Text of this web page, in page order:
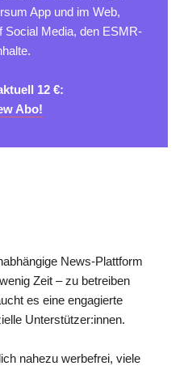
App und im Web,
Social Media, den ESMR-
12 €:
Abo!
News-Plattform
Zeit – zu betreiben
es eine engagierte
Unterstützer:innen.
nahezu werbefrei, viele